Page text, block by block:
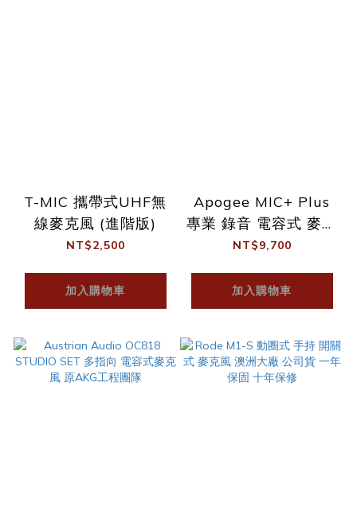
T-MIC 攜帶式UHF無
線麥克風 (進階版)
NT$2,500
加入購物車
Apogee MIC+ Plus
專業 錄音 電容式 麥克
風 PC Mac iOS 可用
NT$9,700
加入購物車